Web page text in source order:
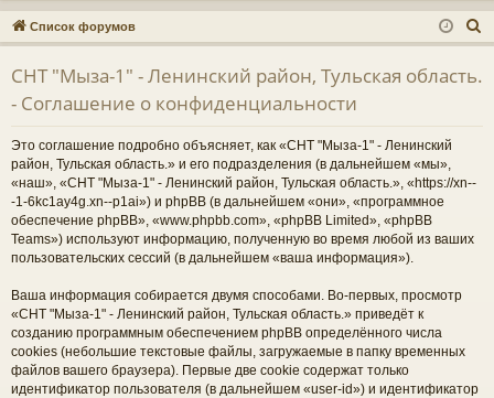
ы
лк
и
ум
ы
ьз
ов
ат
ел
и
д ис
тр
ац
Список форумов
о
СНТ "Мыза-1" - Ленинский район, Тульская область.
- Соглашение о конфиденциальности
Это соглашение подробно объясняет, как «СНТ "Мыза-1" - Ленинский
район, Тульская область.» и его подразделения (в дальнейшем «мы»,
«наш», «СНТ "Мыза-1" - Ленинский район, Тульская область.», «https://xn--
-1-6kc1ay4g.xn--p1ai») и phpBB (в дальнейшем «они», «программное
обеспечение phpBB», «www.phpbb.com», «phpBB Limited», «phpBB
Teams») используют информацию, полученную во время любой из ваших
пользовательских сессий (в дальнейшем «ваша информация»).
Ваша информация собирается двумя способами. Во-первых, просмотр
«СНТ "Мыза-1" - Ленинский район, Тульская область.» приведёт к
созданию программным обеспечением phpBB определённого числа
cookies (небольшие текстовые файлы, загружаемые в папку временных
файлов вашего браузера). Первые две cookie содержат только
идентификатор пользователя (в дальнейшем «user-id») и идентификатор